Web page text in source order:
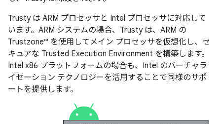
Trusty は ARM プロセッサと Intel プロセッサに対応して
います。ARM システムの場合、Trusty は、ARM の
Trustzone™ を使用してメイン プロセッサを仮想化し、セ
キュアな Trusted Execution Environment を構築します。
Intel x86 プラットフォームの場合も、Intel のバーチャラ
イゼーション テクノロジーを活用することで同様のサポ
ートを提供します。